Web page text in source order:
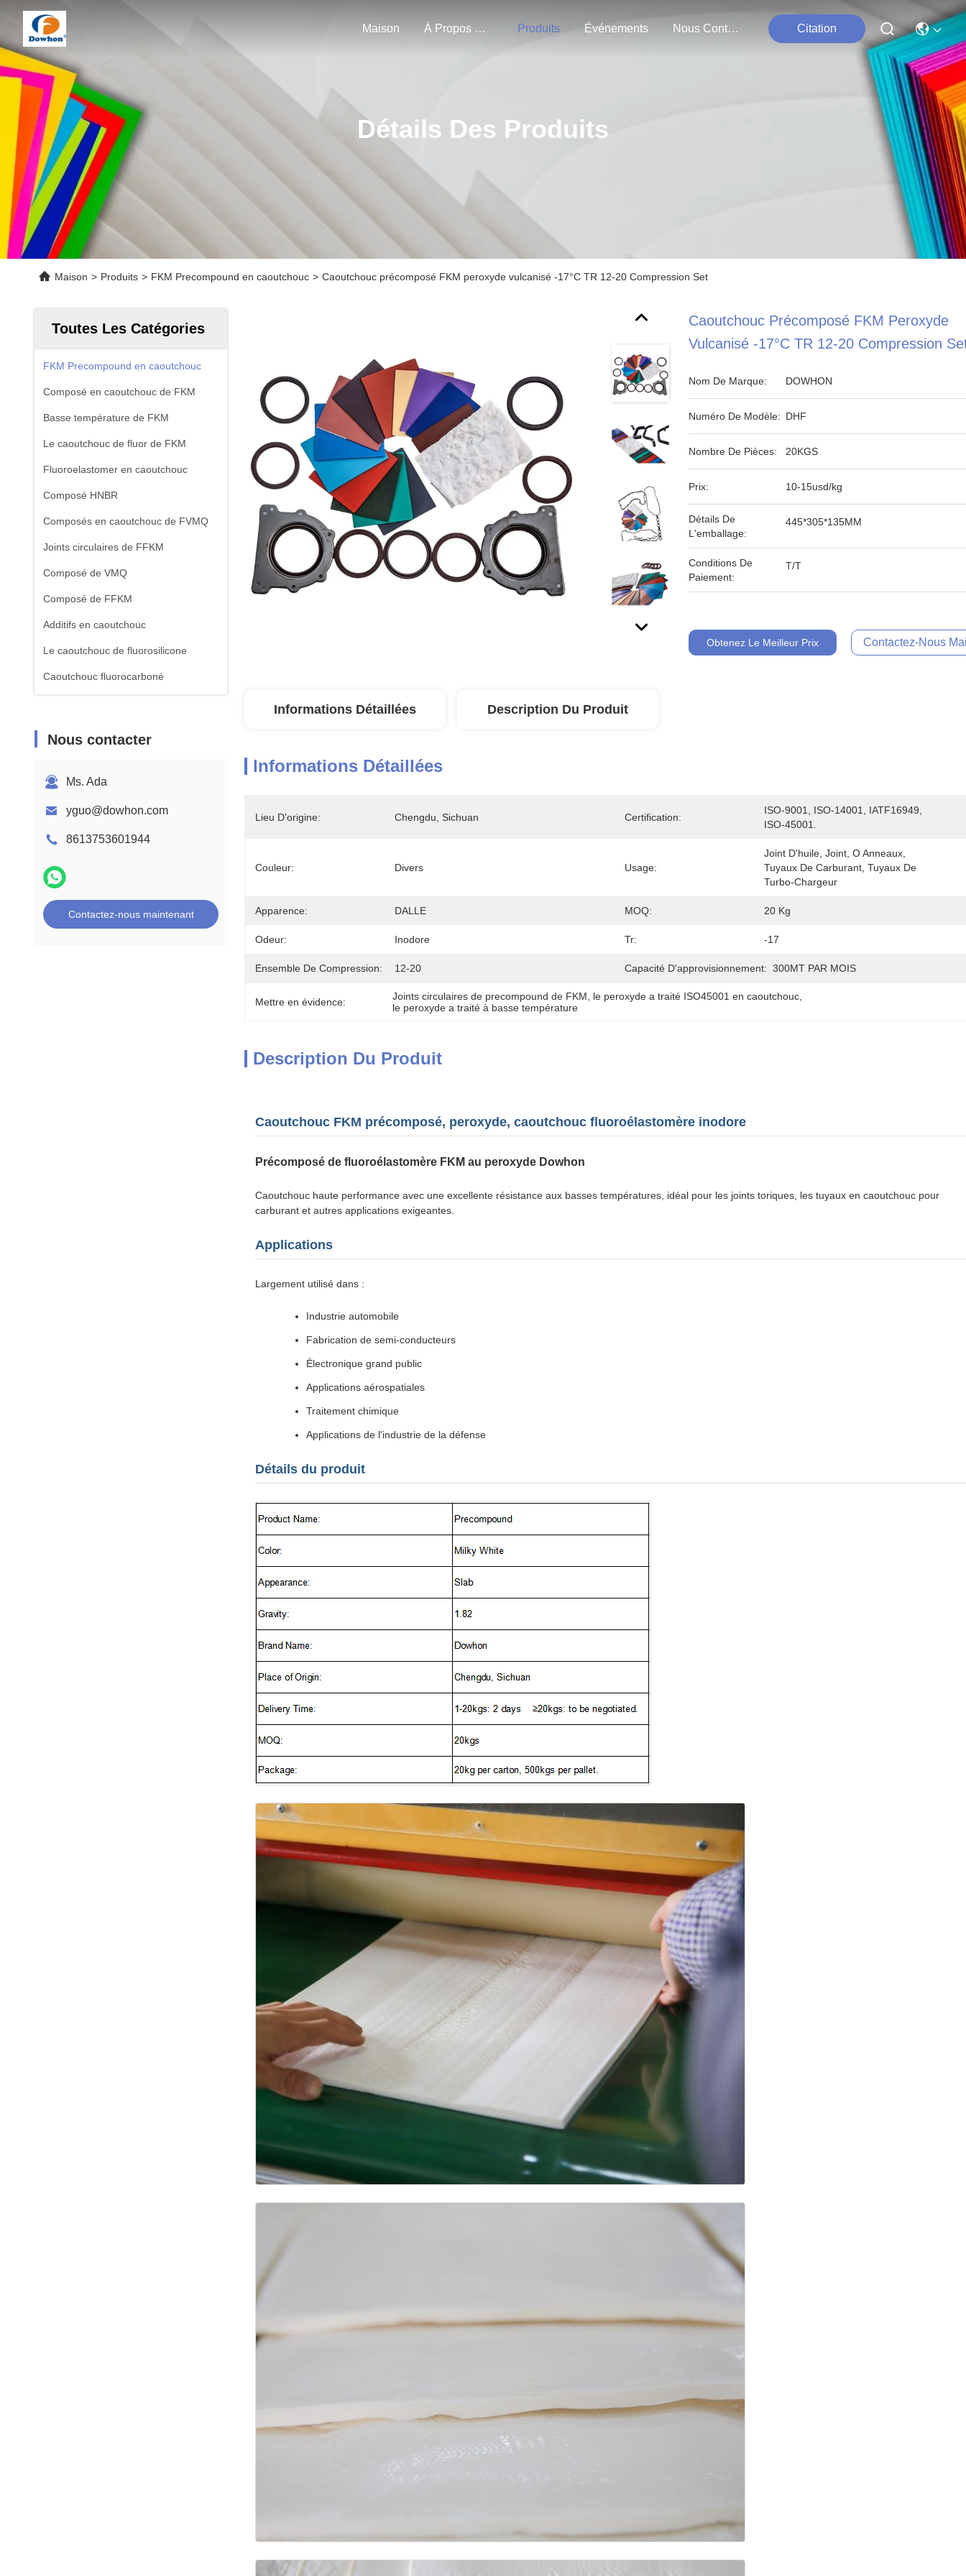
Maison À Propos De Nous Produits Événements Nous Contacter Citation
Détails Des Produits
Maison > Produits > FKM Precompound en caoutchouc > Caoutchouc précomposé FKM peroxyde vulcanisé -17°C TR 12-20 Compression Set
Toutes Les Catégories
FKM Precompound en caoutchouc
Composé en caoutchouc de FKM
Basse température de FKM
Le caoutchouc de fluor de FKM
Fluoroelastomer en caoutchouc
Composé HNBR
Composés en caoutchouc de FVMQ
Joints circulaires de FFKM
Composé de VMQ
Composé de FFKM
Additifs en caoutchouc
Le caoutchouc de fluorosilicone
Caoutchouc fluorocarboné
Nous contacter
Ms. Ada
yguo@dowhon.com
8613753601944
Contactez-nous maintenant
Caoutchouc Précomposé FKM Peroxyde
Vulcanisé -17°C TR 12-20 Compression
Nom De Marque: DOWHON
Numéro De Modèle: DHF
Nombre De Pièces: 20KGS
Prix: 10-15usd/kg
Détails De
L'emballage:
445*305*135MM
Conditions De
Paiement:
T/T
Obtenez Le Meilleur Prix Contactez-Nous
Informations Détaillées Description Du Produit
Informations Détaillées
Lieu D'origine: Chengdu, Sichuan Certification:
ISO-9001, ISO-14001, IATF16949,
ISO-45001.
Couleur: Divers Usage:
Joint D'huile, Joint, O Anneaux,
Tuyaux De Carburant, Tuyaux De
Turbo-Chargeur
Apparence: DALLE MOQ: 20 Kg
Odeur: Inodore Tr: -17
Ensemble De Compression: 12-20 Capacité D'approvisionnement: 300MT PAR MOIS
Mettre en évidence: Joints circulaires de precompound de FKM le peroxyde a traité ISO45001 en caoutchouc
le peroxyde a traité à basse température
Description Du Produit
Caoutchouc FKM précomposé, peroxyde, caoutchouc fluoroélastomère inodore
Précomposé de fluoroélastomère FKM au peroxyde Dowhon
Caoutchouc haute performance avec une excellente résistance aux basses températures, idéal pour les joints toriques, les tuyaux en caoutchouc pour
carburant et autres applications exigeantes.
Applications
Largement utilisé dans :
Industrie automobile
Fabrication de semi-conducteurs
Électronique grand public
Applications aérospatiales
Traitement chimique
Applications de l'industrie de la défense
Détails du produit